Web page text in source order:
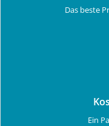
Das beste
Ein